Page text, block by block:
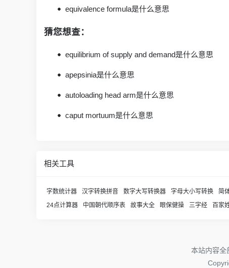
equivalence formula是什么意思
猜您想查：
equilibrium of supply and demand是什么意思
apepsinia是什么意思
autoloading head arm是什么意思
caput mortuum是什么意思
相关工具
字数统计器 汉字转换拼音 数字大写转换器 字母大小写转换 简
24点计算器
中国朝代顺序表 故事大全 眼保健操 三字经 百家
本站内容全